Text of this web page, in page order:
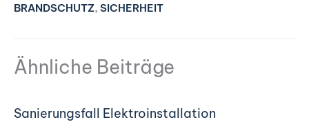
BRANDSCHUTZ, SICHERHEIT
Ähnliche Beiträge
Sanierungsfall Elektroinstallation